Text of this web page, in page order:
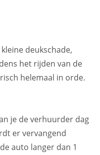
deukschade,
het rijden van de
helemaal in orde.
je de verhuurder dag
er vervangend
auto langer dan 1